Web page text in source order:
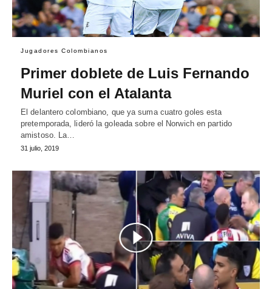
Jugadores Colombianos
Primer doblete de Luis Fernando
Muriel con el Atalanta
El delantero colombiano, que ya suma cuatro goles esta
pretemporada, lideró la goleada sobre el Norwich en partido
amistoso. La…
31 julio, 2019